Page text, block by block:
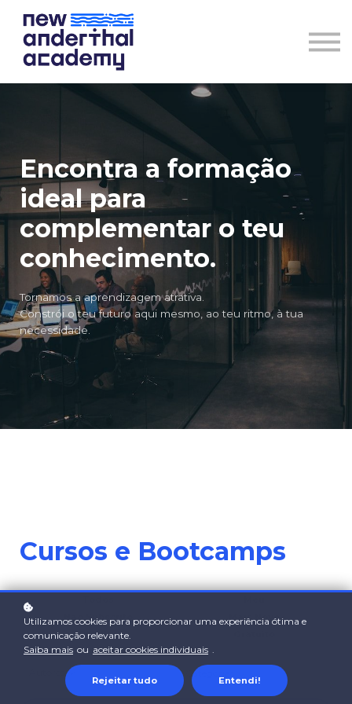
QUEM SOMOS
CONTACTOS
DESCOBRE O TEU CURSO
Sign in
PT
Encontra a formação
ideal para
complementar o teu
conhecimento.
Tornamos a aprendizagem atrativa.
Constrói o teu futuro aqui mesmo, ao teu ritmo, à tua
necessidade.
Cursos e Bootcamps
Não Subscrito
Mais Novo
Popular
Certificado
Autores Categorias
Utilizamos cookies para proporcionar uma experiência ótima e
comunicação relevante.
Saiba mais ou aceitar cookies individuais .
Rejeitar tudo Entendi!